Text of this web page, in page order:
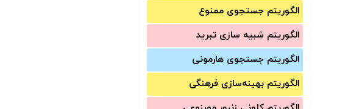
الگوریتم جستجوی ممنوع
الگوریتم شبیه سازی تبرید
الگوریتم جستجوی هارمونی
الگوریتم بهینه‌سازی فرهنگی